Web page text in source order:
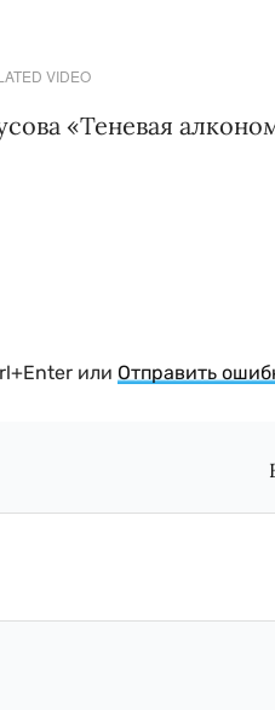
VIDEO
«Теневая
или Отправить